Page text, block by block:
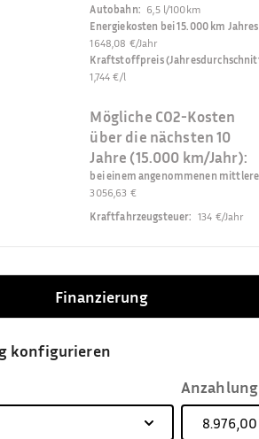
Autobahn: 6,5 l/100km
Energiekosten bei 15.000 km
1648,08 €/Jahr
Kraftstoffpreis
1,744 €/l
Mögliche CO2-Kosten
über die nächsten 10
Jahre (15.000 km/Jahr):
bei einem angenommenen
3056,63 €
Kraftfahrzeugsteuer: 134 €/Jahr
Finanzierung
konfigurieren
Anzahlung